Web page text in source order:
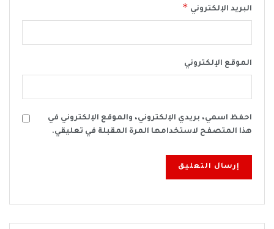
البريد الإلكتروني *
الموقع الإلكتروني
احفظ اسمي، بريدي الإلكتروني، والموقع الإلكتروني في
هذا المتصفح لاستخدامها المرة المقبلة في تعليقي.